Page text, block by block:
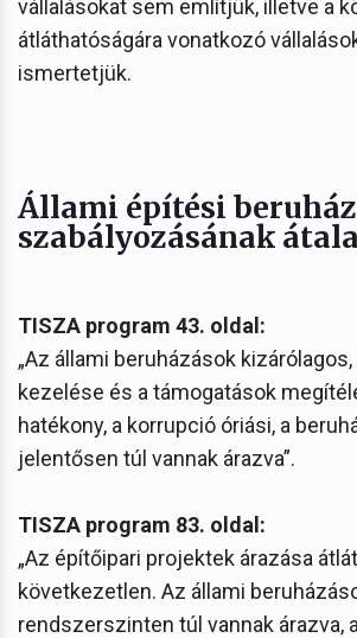
vállalásokat sem említjük, illetve a
átláthatóságára vonatkozó
ismertetjük.
Állami építési
szabályozásának
TISZA program 43. oldal:
„Az állami beruházások
kezelése és a támogatások
hatékony, a korrupció óriási, a
jelentősen túl vannak árazva”.
TISZA program 83. oldal:
„Az építőipari projektek árazása
következetlen. Az állami
rendszerszinten túl vannak árazva,